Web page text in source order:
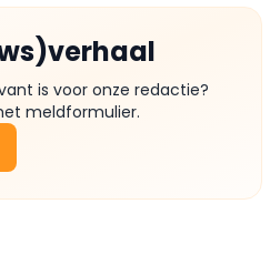
is voor onze redactie?
meldformulier.